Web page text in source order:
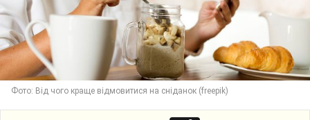
Фото: Від чого краще відмовитися на сніданок (freepik)